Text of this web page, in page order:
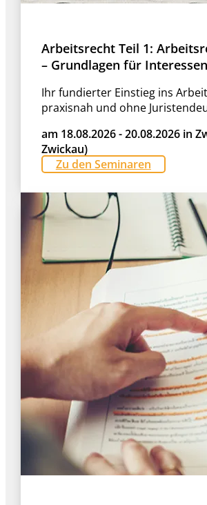
Arbeitsrecht Teil 1:
– Grundlagen für
Ihr fundierter Einstieg ins
praxisnah und ohne
am 18.08.2026 - 20.08.2026 in
Zwickau)
Zu den Seminaren